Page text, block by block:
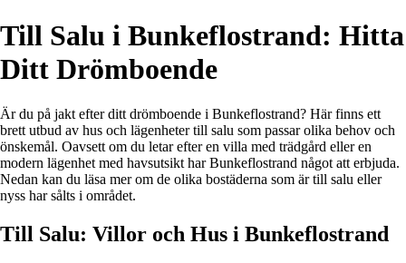
Till Salu i Bunkeflostrand: Hitta
Ditt Drömboende
Är du på jakt efter ditt drömboende i Bunkeflostrand? Här finns ett
brett utbud av hus och lägenheter till salu som passar olika behov och
önskemål. Oavsett om du letar efter en villa med trädgård eller en
modern lägenhet med havsutsikt har Bunkeflostrand något att erbjuda.
Nedan kan du läsa mer om de olika bostäderna som är till salu eller
nyss har sålts i området.
Till Salu: Villor och Hus i Bunkeflostrand